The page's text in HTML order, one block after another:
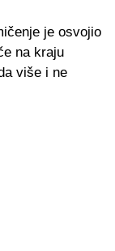
je osvojio
na kraju
više i ne